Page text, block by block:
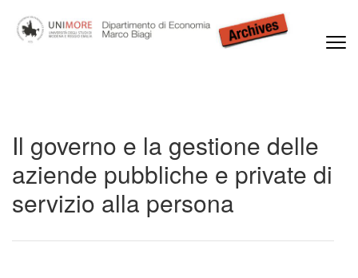
Il governo e la gestione delle
aziende pubbliche e private di
servizio alla persona